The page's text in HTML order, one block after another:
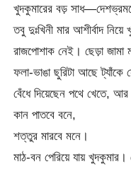
খুদকুমারের বড়
তবু দুঃখিনী মার আশীৰ্বাদ
রাজপোশাক নেই। ছেড়া জামা
ফলা-ভাঙা ছুরিটা আছে ট্যাঁকে
বেঁধে দিয়েছেন পথে খেতে,
কান পাতবে বনে,
শত্তুর মারবে মনে।
মাঠ-বন পেরিয়ে যায়